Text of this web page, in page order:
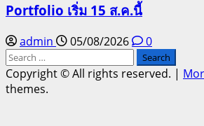
Portfolio เริ่ม 15 ส.ค.นี้
admin 05/08/2026
0
Search
for:
Copyright © All rights reserved. |
themes.